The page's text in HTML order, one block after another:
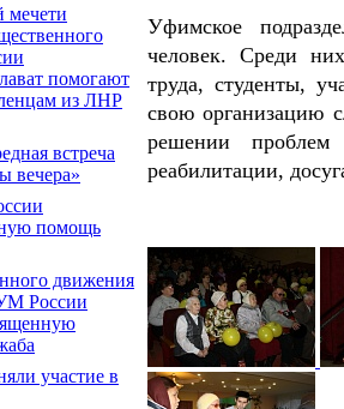
мечети
помогают
из ЛНР
встреча
вечера»
помощь
движения
России
участие в
Уфимское
человек. Среди
труда, студенты,
свою организацию
решении проблем
реабилитации,